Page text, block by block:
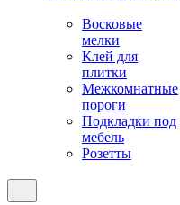
Восковые
мелки
Клей для
плитки
Межкомнатные
пороги
Подкладки под
мебель
Розетты